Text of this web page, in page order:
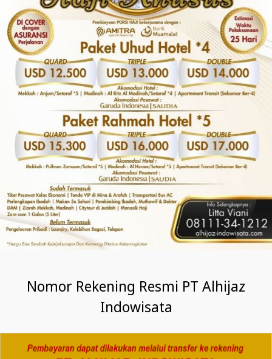
Nomor Rekening Resmi PT Alhijaz
Indowisata